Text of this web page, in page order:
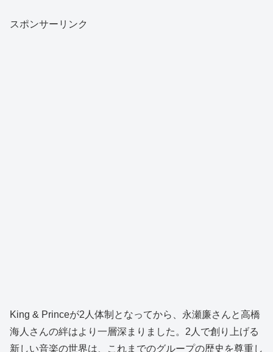
スポンサーリンク
King & Princeが2人体制となってから、永瀬廉さんと高橋
海人さんの絆はより一層深まりました。2人で創り上げる
新しい音楽の世界は、これまでのグループの歴史を尊重し